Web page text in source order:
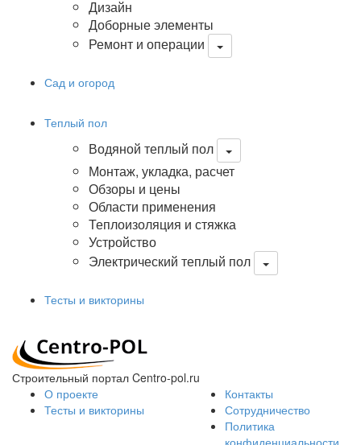
Дизайн
Доборные элементы
Ремонт и операции
Сад и огород
Теплый пол
Водяной теплый пол
Монтаж, укладка, расчет
Обзоры и цены
Области применения
Теплоизоляция и стяжка
Устройство
Электрический теплый пол
Тесты и викторины
Строительный портал Centro-pol.ru
О проекте
Тесты и викторины
Контакты
Сотрудничество
Политика
конфиденциальности